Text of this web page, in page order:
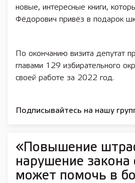
новые, интересные книги,
Фёдорович привёз в подарок
По окончанию визита депутат
главами 129 избирательного
своей работе за 2022 год.
Подписывайтесь на нашу
«Повышение
нарушение
может помочь в